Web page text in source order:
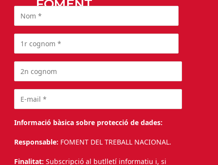
FOMENT
Informació bàsica sobre protecció de dades:
Responsable: FOMENT DEL TREBALL NACIONAL.
Finalitat: Subscripció al butlletí informatiu i, si